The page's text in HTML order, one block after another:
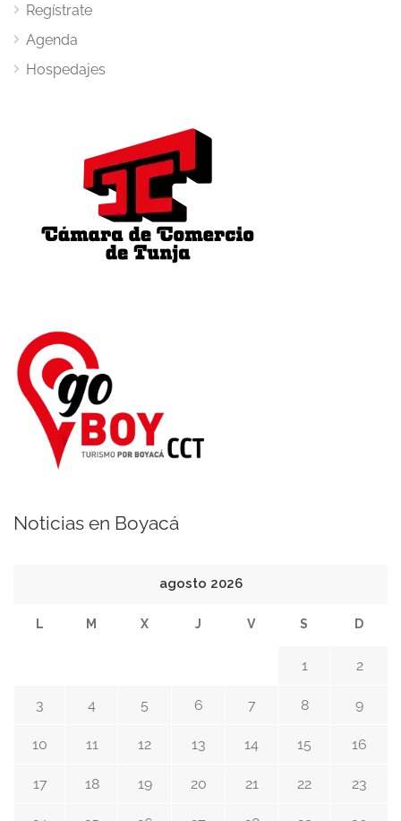
Regístrate
Agenda
Hospedajes
Noticias en Boyacá
agosto 2026
L M X J V S D
1 2
3 4 5 6 7 8 9
10 11 12 13 14 15 16
17 18 19 20 21 22 23